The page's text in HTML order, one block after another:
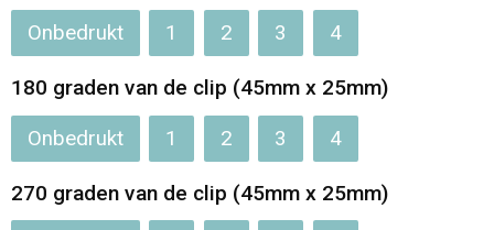
Onbedrukt 1 2 3 4
180 graden van de clip (45mm x 25mm)
Onbedrukt 1 2 3 4
270 graden van de clip (45mm x 25mm)